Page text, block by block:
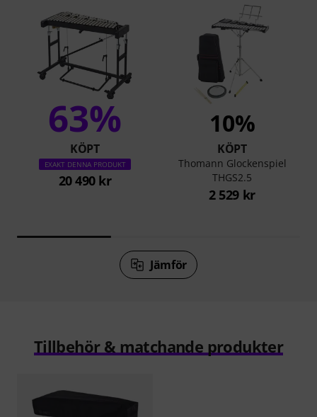
63%
KÖPT
EXAKT DENNA PRODUKT
20 490 kr
10%
KÖPT
Thomann Glockenspiel
THGS2.5
2 529 kr
Jämför
Tillbehör & matchande produkter